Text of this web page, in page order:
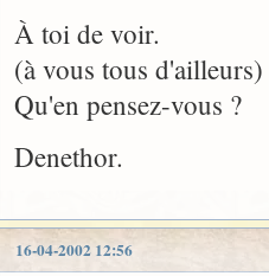
À toi de voir.
(à vous tous d'ailleurs)
Qu'en pensez-vous ?
Denethor.
16-04-2002 12:56